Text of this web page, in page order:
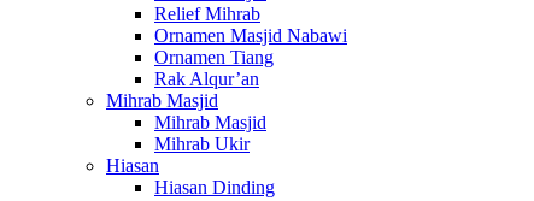
Relief Mihrab
Ornamen Masjid Nabawi
Ornamen Tiang
Rak Alqur’an
Mihrab Masjid
Mihrab Masjid
Mihrab Ukir
Hiasan
Hiasan Dinding